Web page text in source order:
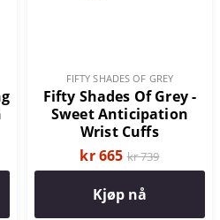
FIFTY SHADES OF GREY
Fifty Shades Of Grey -
Sweet Anticipation
Wrist Cuffs
kr 665 kr 739
Kjøp nå